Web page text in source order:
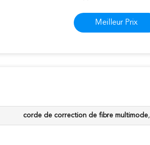
Meilleur Prix
corde de correction de fibre multimode,